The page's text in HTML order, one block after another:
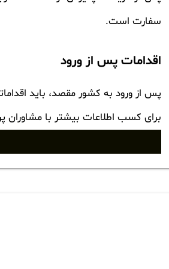
سفارت است.
اقدامات پس از ورود
پس از ورود به کشور مقصد، باید
برای کسب اطلاعات بیشتر با مشاوران